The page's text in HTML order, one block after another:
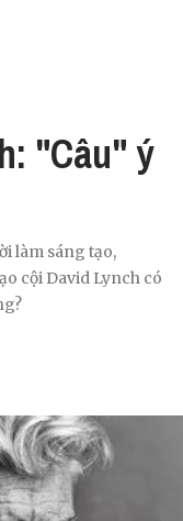
"Câu" ý
làm sáng tạo,
cội David Lynch có